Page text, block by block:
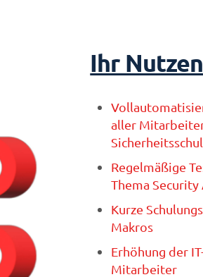
Ihr Nutzen
aller
Regelmäßige
Thema Security
Kurze
Makros
Erhöhung der
Mitarbeiter